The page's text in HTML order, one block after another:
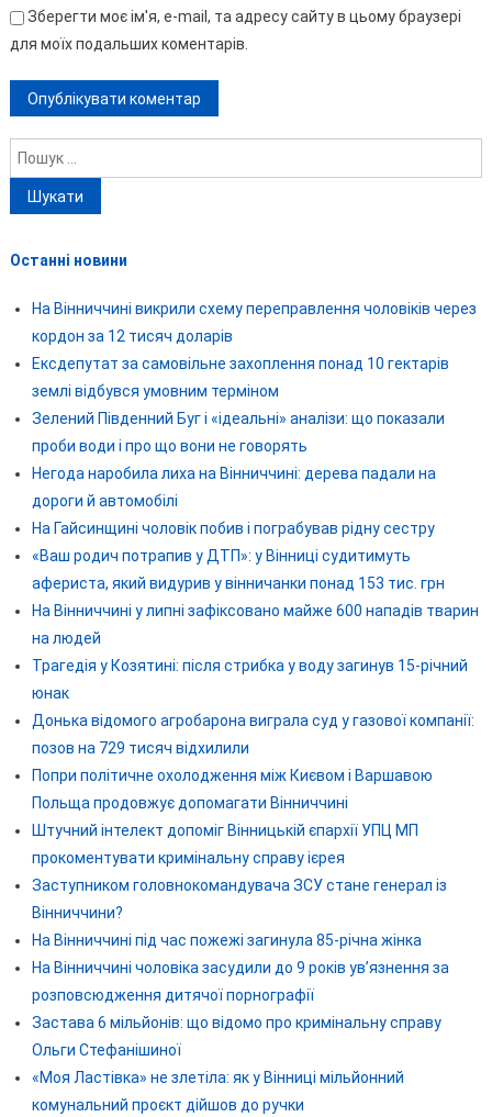
Зберегти моє ім'я, e-mail, та адресу сайту в цьому браузері
для моїх подальших коментарів.
Пошук:
Останні новини
На Вінниччині викрили схему переправлення чоловіків через
кордон за 12 тисяч доларів
Ексдепутат за самовільне захоплення понад 10 гектарів
землі відбувся умовним терміном
Зелений Південний Буг і «ідеальні» аналізи: що показали
проби води і про що вони не говорять
Негода наробила лиха на Вінниччині: дерева падали на
дороги й автомобілі
На Гайсинщині чоловік побив і пограбував рідну сестру
«Ваш родич потрапив у ДТП»: у Вінниці судитимуть
афериста, який видурив у вінничанки понад 153 тис. грн
На Вінниччині у липні зафіксовано майже 600 нападів тварин
на людей
Трагедія у Козятині: після стрибка у воду загинув 15-річний
юнак
Донька відомого агробарона виграла суд у газової компанії:
позов на 729 тисяч відхилили
Попри політичне охолодження між Києвом і Варшавою
Польща продовжує допомагати Вінниччині
Штучний інтелект допоміг Вінницькій єпархії УПЦ МП
прокоментувати кримінальну справу ієрея
Заступником головнокомандувача ЗСУ стане генерал із
Вінниччини?
На Вінниччині під час пожежі загинула 85-річна жінка
На Вінниччині чоловіка засудили до 9 років ув’язнення за
розповсюдження дитячої порнографії
Застава 6 мільйонів: що відомо про кримінальну справу
Ольги Стефанішиної
«Моя Ластівка» не злетіла: як у Вінниці мільйонний
комунальний проєкт дійшов до ручки